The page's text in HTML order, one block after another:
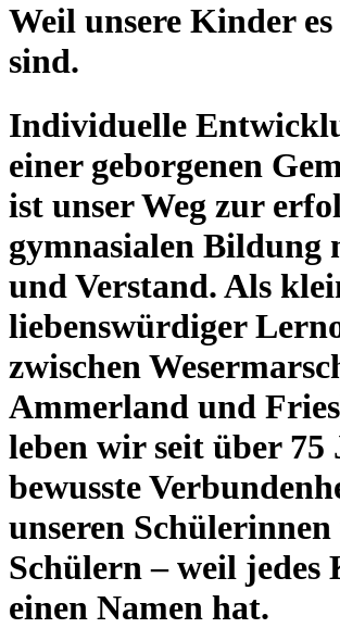
Weil unsere Kinder
sind.
Individuelle
einer geborgenen
ist unser Weg zur
gymnasialen Bildung
und Verstand. Als
liebenswürdiger
zwischen
Ammerland und
leben wir seit über 75
bewusste
unseren
Schülern – weil jedes
einen Namen hat.